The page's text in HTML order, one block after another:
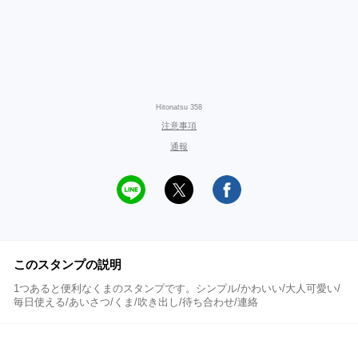
Hitonatsu 358
注意事項
通報
このスタンプの説明
1つあると便利なくまのスタンプです。シンプル/かわいい/大人可愛い/
毎日使える/あいさつ/くま/吹き出し/待ち合わせ/連絡